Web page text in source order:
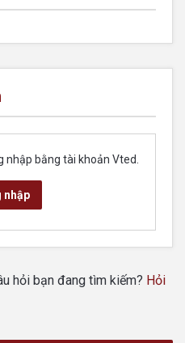
nhập bằng tài khoản Vted.
nhập
hỏi bạn đang tìm kiếm? Hỏi